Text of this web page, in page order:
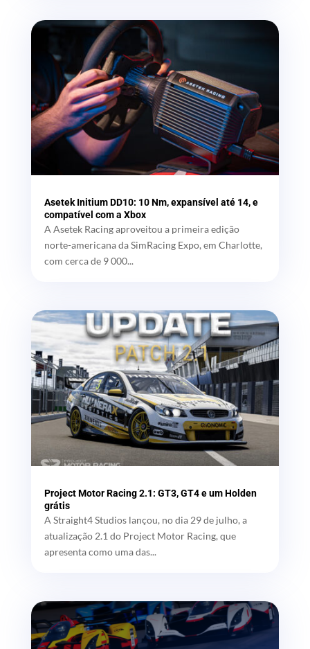
Asetek Initium DD10: 10 Nm, expansível até 14, e
compatível com a Xbox
A Asetek Racing aproveitou a primeira edição
norte-americana da SimRacing Expo, em Charlotte,
com cerca de 9 000...
Project Motor Racing 2.1: GT3, GT4 e um Holden
grátis
A Straight4 Studios lançou, no dia 29 de julho, a
atualização 2.1 do Project Motor Racing, que
apresenta como uma das...